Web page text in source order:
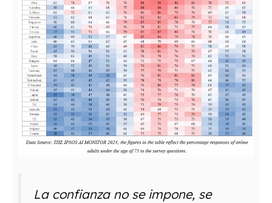
La confianza no se impone, se